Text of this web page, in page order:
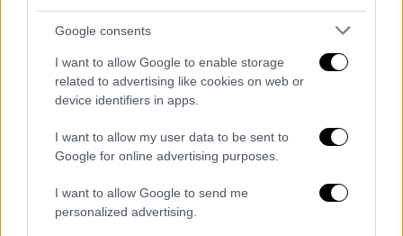
Google consents
I want to allow Google to enable storage
related to advertising like cookies on web or
device identifiers in apps.
I want to allow my user data to be sent to
Google for online advertising purposes.
I want to allow Google to send me
personalized advertising.
Τηλεόραση|10.10.2022 23:30
Αυτή η νύχτα μένει: Ενθουσιάστηκε το
Twitter με την πρεμιέρα - «ΠΑΣΟΚ, τότε
που τα χιλιάρικα έρεαν άφθονα»
«Χειροκρότησαν» την πρεμιέρα της σειράς
«Αυτή η νύχτα μένει» οι χρήστες του Twitter